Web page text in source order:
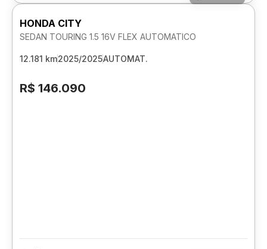
HONDA CITY
SEDAN TOURING 1.5 16V FLEX AUTOMATICO
12.181 km2025/2025AUTOMAT.
R$ 146.090